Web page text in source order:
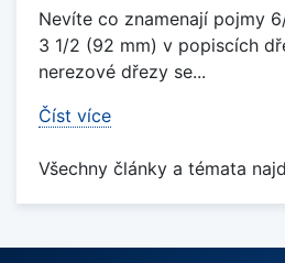
Nevíte co znamenají pojmy
3 1/2 (92 mm) v popiscích
nerezové dřezy se...
Číst více
Všechny články a témata